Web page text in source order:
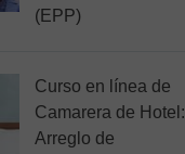
(EPP)
Curso en línea de
Camarera de Hotel:
Arreglo de